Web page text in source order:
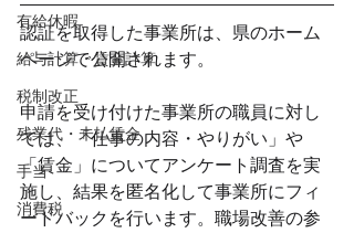
有給休暇
給与計算・賃金計算
税制改正
残業代・未払賃金
手当
消費税
認証を取得した事業所は、県のホーム
ページで公開されます。
申請を受け付けた事業所の職員に対し
ては、「仕事の内容・やりがい」や
「賃金」についてアンケート調査を実
施し、結果を匿名化して事業所にフィ
ードバックを行います。職場改善の参